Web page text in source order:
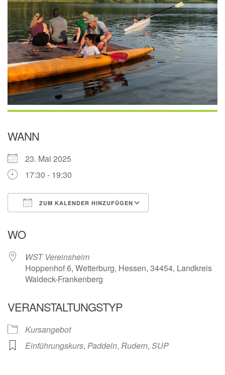
WANN
23. Mai 2025
17:30 - 19:30
ZUM KALENDER HINZUFÜGEN
WO
WST Vereinsheim
Hoppenhof 6, Wetterburg, Hessen, 34454, Landkreis
Waldeck-Frankenberg
VERANSTALTUNGSTYP
Kursangebot
Einführungskurs, Paddeln, Rudern, SUP